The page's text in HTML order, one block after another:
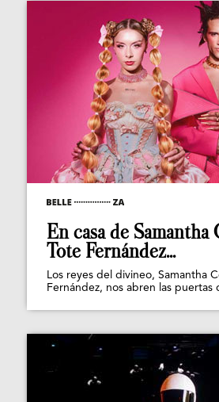
En casa de
Tote Fernández...
Los reyes del divineo, Samantha
Fernández, nos abren las puertas